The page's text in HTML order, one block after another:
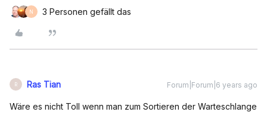
N 3 Personen gefällt das
R Ras Tian Forum|Forum|6 years ago
Wäre es nicht Toll wenn man zum Sortieren der Warteschlange